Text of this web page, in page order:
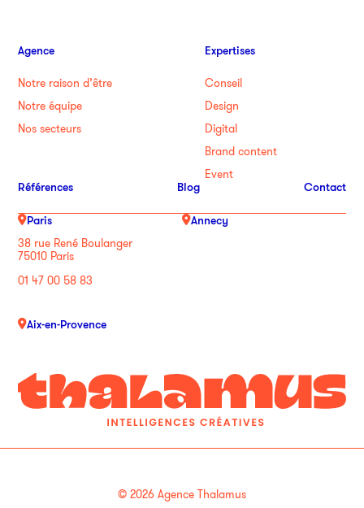
Agence
Notre raison d’être
Notre équipe
Nos secteurs
Expertises
Conseil
Design
Digital
Brand content
Event
Références Blog Contact
Paris
38 rue René Boulanger
75010 Paris
01 47 00 58 83
Annecy
Aix-en-Provence
© 2026 Agence Thalamus